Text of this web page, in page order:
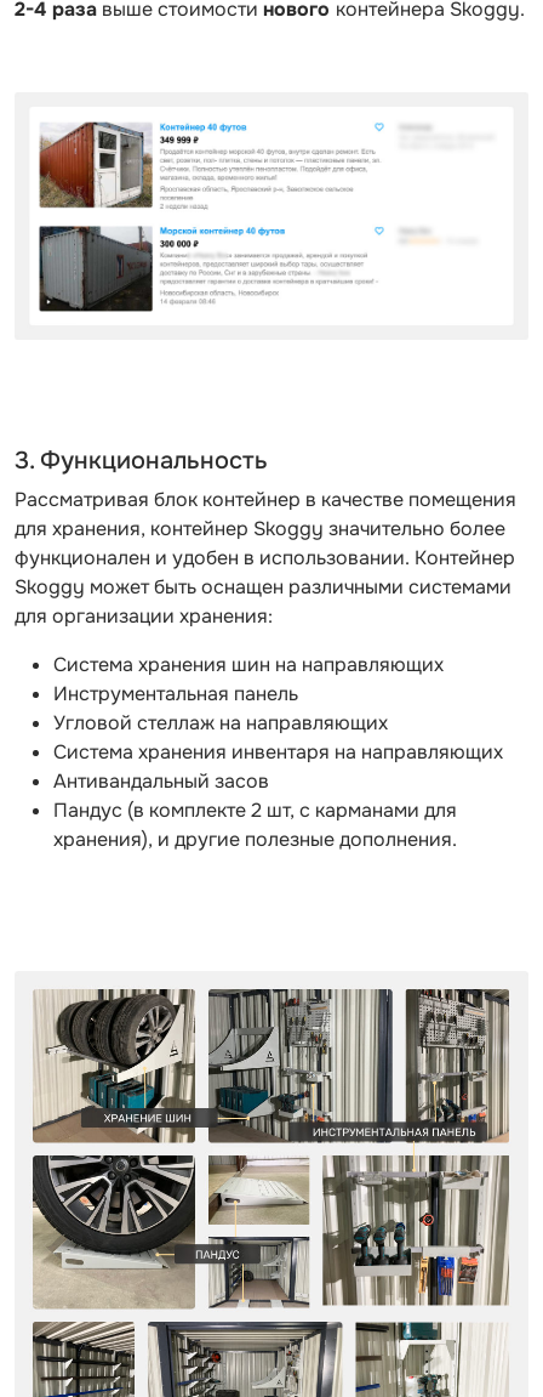
2-4 раза выше стоимости нового контейнера Skoggy.
3. Функциональность
Рассматривая блок контейнер в качестве помещения
для хранения, контейнер Skoggy значительно более
функционален и удобен в использовании. Контейнер
Skoggy может быть оснащен различными системами
для организации хранения:
Система хранения шин на направляющих
Инструментальная панель
Угловой стеллаж на направляющих
Система хранения инвентаря на направляющих
Антивандальный засов
Пандус (в комплекте 2 шт, с карманами для
хранения), и другие полезные дополнения.